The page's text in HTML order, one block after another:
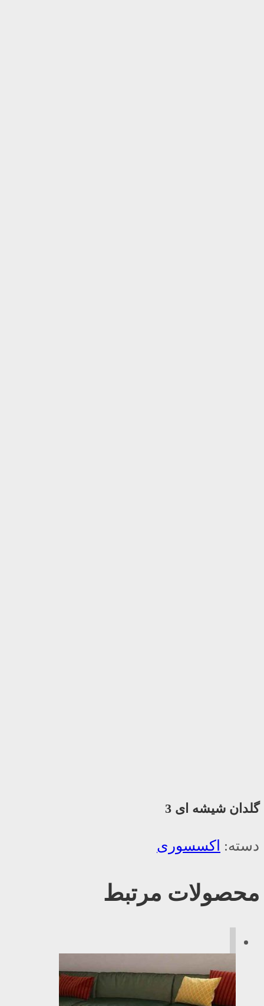
گلدان شیشه ای 3
دسته: اکسسوری
محصولات مرتبط